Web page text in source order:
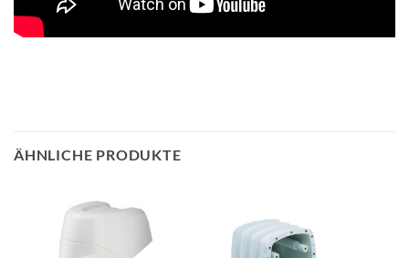
ÄHNLICHE PRODUKTE